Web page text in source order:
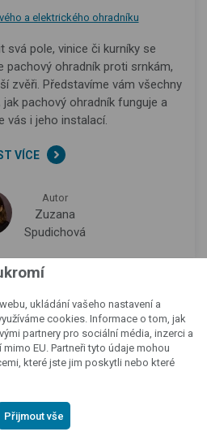
a elektrického ohradníku
svá pole, vinice či kurníky se
pachový ohradník proti srnkám,
zvěři. Představíme vám všechny
jak pachový ohradník funguje a
vás i jeho instalací.
VÍCE
Autor
Zuzana
Spudichová
Zeptejte se na
k produktu
k silnici proti srážkám se zvěří až
ukládání vašeho nastavení a
cookies. Informace o tom, jak
partnery pro sociální média, inzerci a
EU. Partneři tyto údaje mohou
které jste jim poskytli nebo které
Přijmout vše